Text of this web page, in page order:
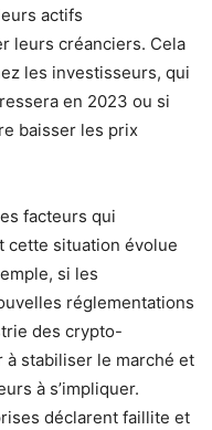
actifs
leurs créanciers. Cela
les investisseurs, qui
en 2023 ou si
baisser les prix
facteurs qui
cette situation évolue
si les
réglementations
des crypto-
stabiliser le marché et
à s’impliquer.
déclarent faillite et